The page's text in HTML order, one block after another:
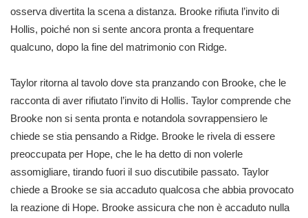
osserva divertita la scena a distanza. Brooke rifiuta l’invito di
Hollis, poiché non si sente ancora pronta a frequentare
qualcuno, dopo la fine del matrimonio con Ridge.
Taylor ritorna al tavolo dove sta pranzando con Brooke, che le
racconta di aver rifiutato l’invito di Hollis. Taylor comprende che
Brooke non si senta pronta e notandola sovrappensiero le
chiede se stia pensando a Ridge. Brooke le rivela di essere
preoccupata per Hope, che le ha detto di non volerle
assomigliare, tirando fuori il suo discutibile passato. Taylor
chiede a Brooke se sia accaduto qualcosa che abbia provocato
la reazione di Hope. Brooke assicura che non è accaduto nulla